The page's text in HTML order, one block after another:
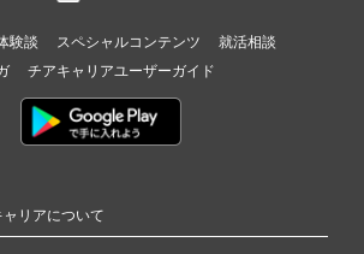
験談 スペシャルコンテンツ
就活相談
チアキャリアユーザーガイド
ャリアについて